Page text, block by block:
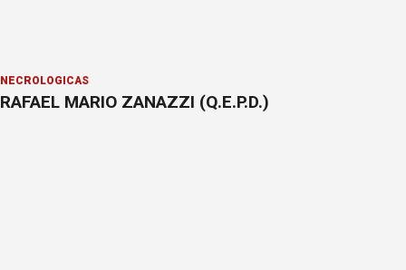
NECROLÓGICAS
RAFAEL MARIO ZANAZZI (Q.E.P.D.)